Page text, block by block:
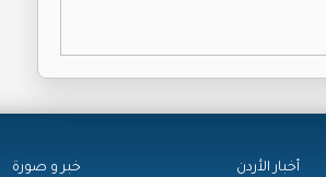
أخبار الأردن خبر و صورة